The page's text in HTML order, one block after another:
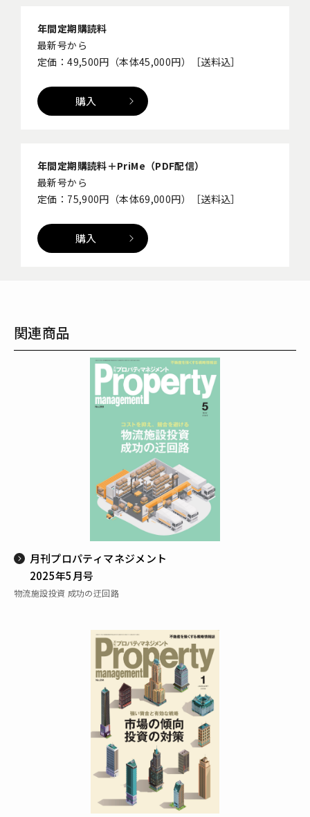
年間定期購読料
最新号から
定価：49,500円（本体45,000円）［送料込］
購入
年間定期購読料＋PriMe（PDF配信）
最新号から
定価：75,900円（本体69,000円）［送料込］
購入
関連商品
月刊プロパティマネジメント
2025年5月号
物流施設投資 成功の迂回路